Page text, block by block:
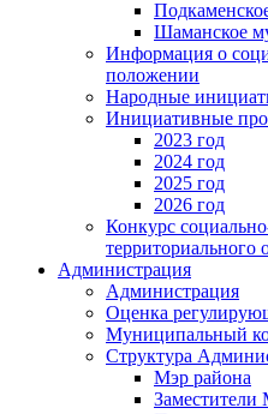
Шаманское
Информация о
положении
Народные
Инициативные
2023 год
2024 год
2025 год
2026 год
Конкурс
территориального
Администрация
Администрация
Оценка
Муниципальный
Структура
Мэр района
Заместители